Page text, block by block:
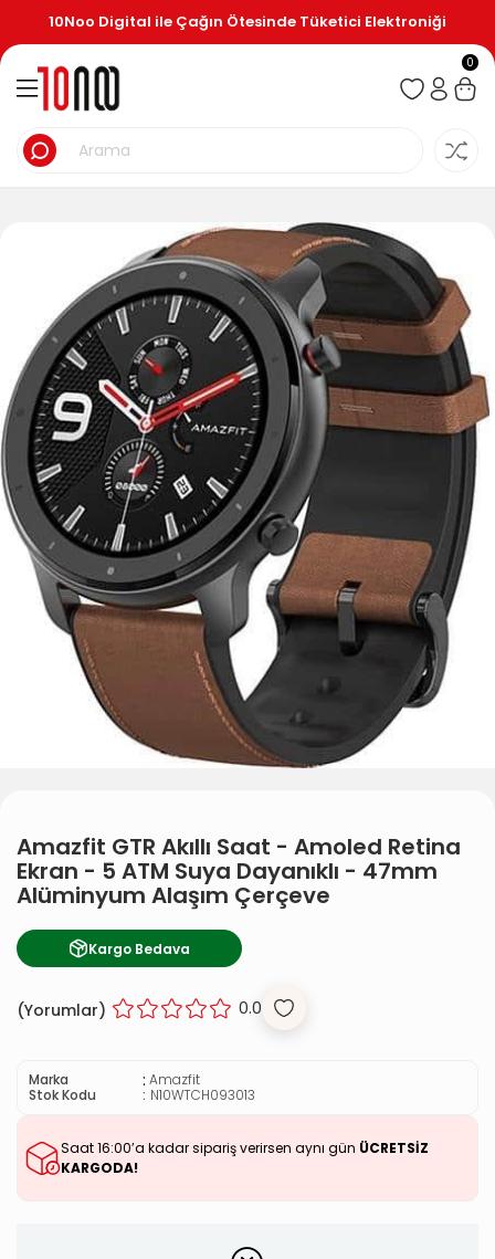
10Noo Digital ile Çağın Ötesinde Tüketici Elektroniği
0
Amazfit GTR Akıllı Saat - Amoled Retina
Ekran - 5 ATM Suya Dayanıklı - 47mm
Alüminyum Alaşım Çerçeve
Kargo Bedava
(Yorumlar) 0.0
Marka : Amazfit
Stok Kodu
N10WTCH093013
Saat 16:00’a kadar sipariş verirsen aynı gün ÜCRETSİZ
KARGODA!